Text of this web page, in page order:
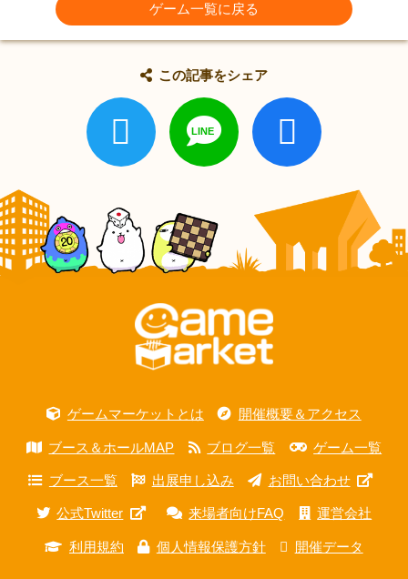
ゲーム一覧に戻る
この記事をシェア
ゲームマーケットとは 開催概要＆アクセス
ブース＆ホールMAP ブログ一覧 ゲーム一覧
ブース一覧 出展申し込み お問い合わせ
公式Twitter 来場者向けFAQ 運営会社
利用規約 個人情報保護方針 開催データ